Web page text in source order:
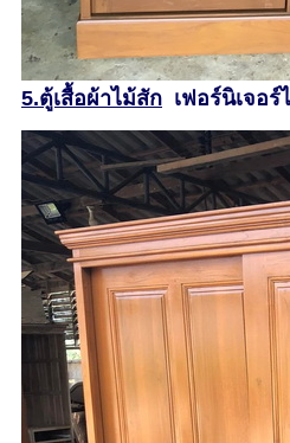
5.ตู้เสื้อผ้าไม้สัก เฟอร์นิเจอ